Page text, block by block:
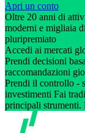
Apri un conto
Oltre 20 anni di
moderni e migliaia
pluripremiato
Accedi ai mercati
Prendi decisioni
raccomandazioni
Prendi il controllo -
investimenti Fai
principali strumenti.